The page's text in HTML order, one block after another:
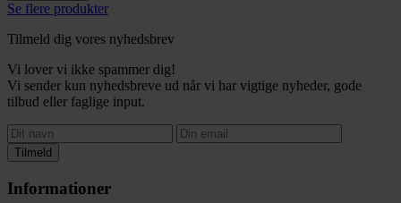
Se flere produkter
Tilmeld dig vores nyhedsbrev
Vi lover vi ikke spammer dig!
Vi sender kun nyhedsbreve ud når vi har vigtige nyheder, gode
tilbud eller faglige input.
Tilmeld
Informationer